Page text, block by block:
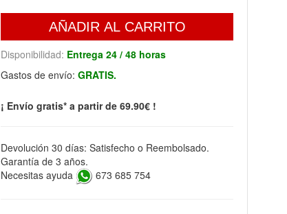
AÑADIR AL CARRITO
Disponibilidad: Entrega 24 / 48 horas
Gastos de envío: GRATIS.
¡ Envío gratis* a partir de 69.90€ !
Devolución 30 días: Satisfecho o Reembolsado.
Garantía de 3 años.
Necesitas ayuda
673 685 754